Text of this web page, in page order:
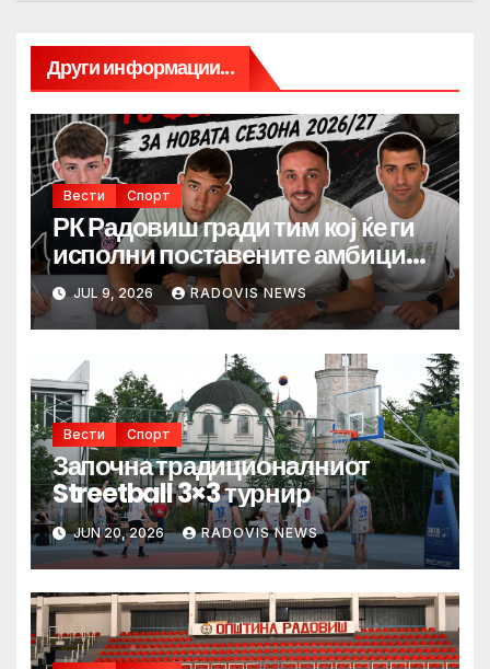
Други информации...
Вести Спорт
РК Радовиш гради тим кој ќе ги
исполни поставените амбиции.
Наскоро започнува
подготвителен период
JUL 9, 2026 RADOVIS NEWS
Вести Спорт
Започна традиционалниот
Streetball 3×3 турнир
JUN 20, 2026 RADOVIS NEWS